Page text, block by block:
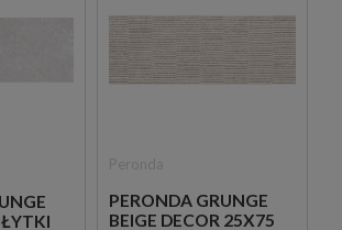
PERONDA GRUNGE
BEIGE DECOR 25X75